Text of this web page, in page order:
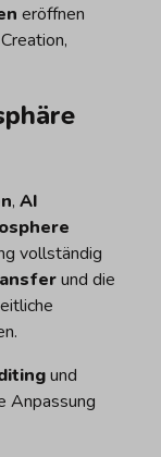
eröffnen
, AI
vollständig
und die
und
Anpassung